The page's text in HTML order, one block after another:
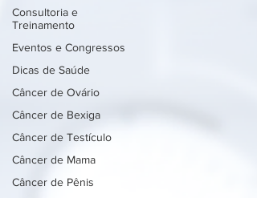
Consultoria e
Treinamento
Eventos e Congressos
Dicas de Saúde
Câncer de Ovário
Câncer de Bexiga
Câncer de Testículo
Câncer de Mama
Câncer de Pênis